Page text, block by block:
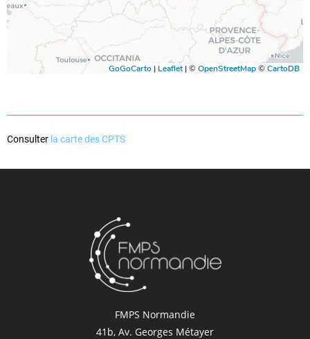
Consulter la carte des CPTS
FMPS Normandie
41b, Av. Georges Métayer